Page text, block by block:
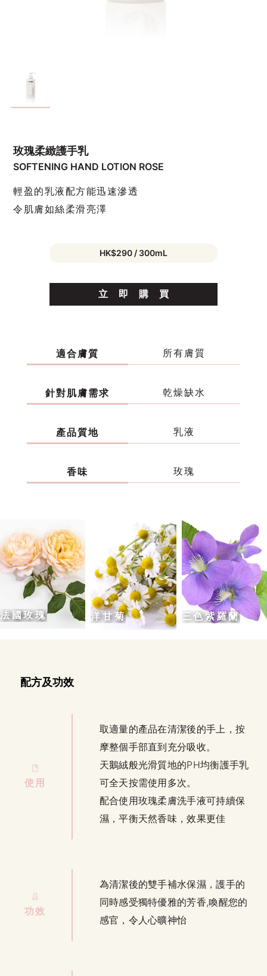
玫瑰柔緻護手乳
SOFTENING HAND LOTION ROSE
輕盈的乳液配方能迅速滲透
令肌膚如絲柔滑亮澤
HK$290 / 300mL
立 即 購 買
適合膚質 所有膚質
針對肌膚需求 乾燥缺水
產品質地 乳液
香味 玫瑰
法國玫瑰 洋甘菊 三色紫羅蘭
配方及功效
使用
取適量的產品在清潔後的手上，按
摩整個手部直到充分吸收。
天鵝絨般光滑質地的PH均衡護手乳
可全天按需使用多次。
配合使用玫瑰柔膚洗手液可持續保
濕，平衡天然香味，效果更佳
功效
為清潔後的雙手補水保濕，護手的
同時感受獨特優雅的芳香,喚醒您的
感官，令人心曠神怡